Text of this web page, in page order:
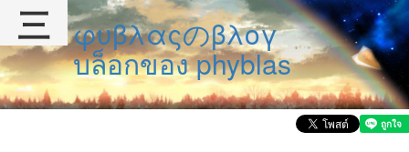
φυβλαςのβλογ
บล็อกของ phyblas
三